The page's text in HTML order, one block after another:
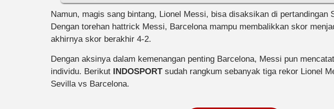
Namun, magis sang bintang, Lionel Messi, bisa disaksikan di pertandingan
Dengan torehan hattrick Messi, Barcelona mampu membalikkan skor
akhirnya skor berakhir 4-2.
Dengan aksinya dalam kemenangan penting Barcelona, Messi pun
individu. Berikut INDOSPORTsudah rangkum sebanyak tiga rekor Lionel
Sevilla vs Barcelona.